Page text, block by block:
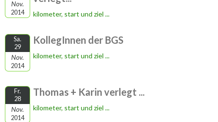
Nov.
2014 kilometer, start und ziel ...
Sa.
29
Nov.
2014
KollegInnen der BGS
kilometer, start und ziel ...
Fr.
28
Nov.
2014
Thomas + Karin verlegt ...
kilometer, start und ziel ...